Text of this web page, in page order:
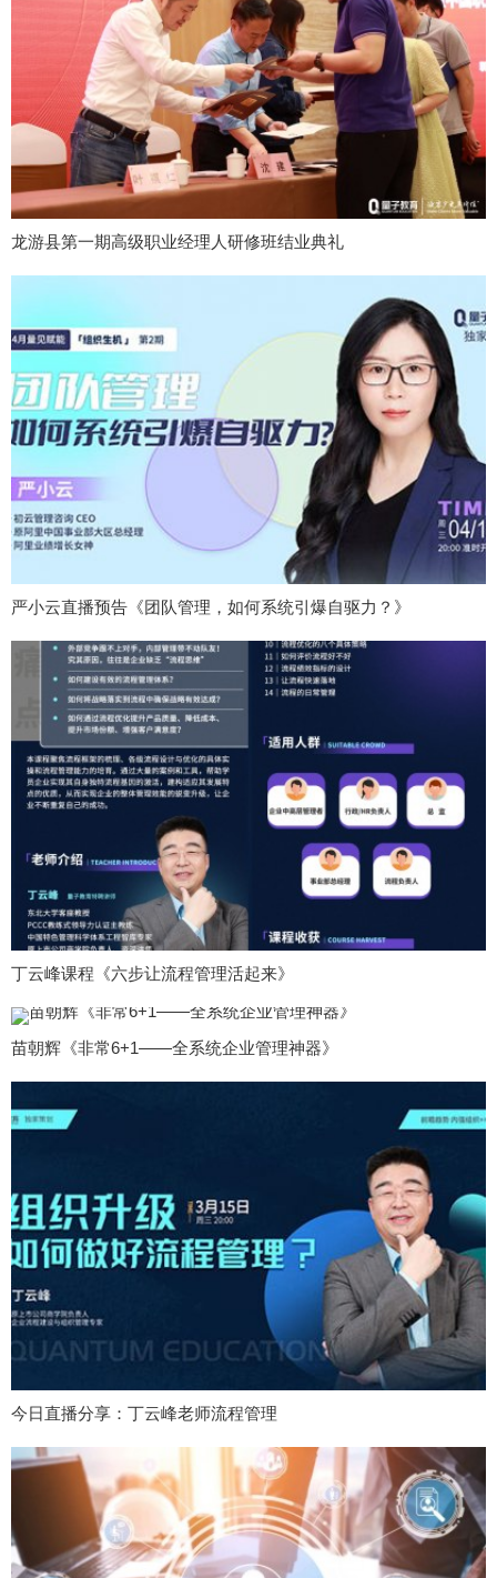
龙游县第一期高级职业经理人研修班结业典礼
严小云直播预告《团队管理，如何系统引爆自驱力？》
丁云峰课程《六步让流程管理活起来》
苗朝辉《非常6+1——全系统企业管理神器》
今日直播分享：丁云峰老师流程管理